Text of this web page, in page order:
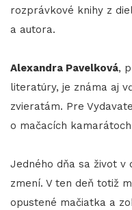
rozprávkové knihy z
a autora.
Alexandra Pavelková,
literatúry, je známa aj
zvieratám. Pre
o mačacích
Jedného dňa sa život v
zmení. V ten deň totiž
opustené mačiatka a